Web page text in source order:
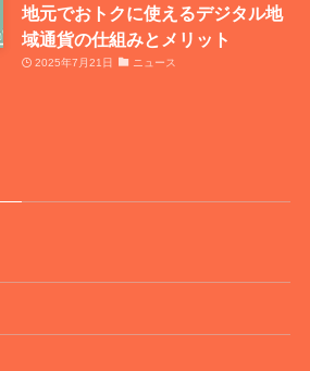
地元でおトクに使えるデジタル地
域通貨の仕組みとメリット
2025年7月21日 ニュース